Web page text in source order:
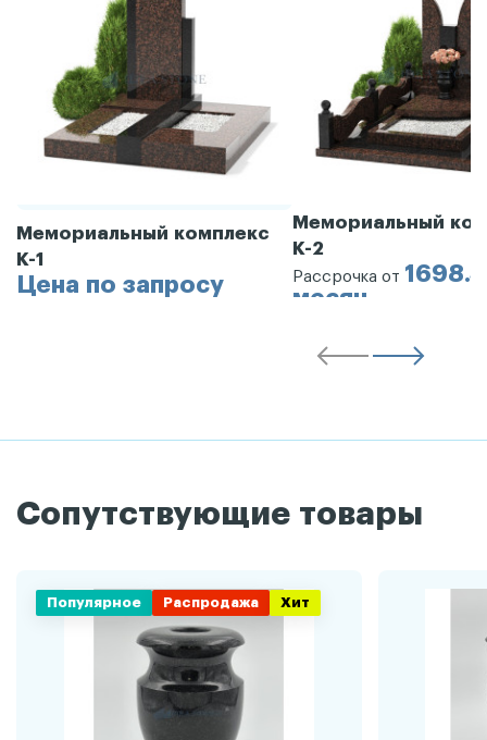
Мемориальный комплекс
К-1
Цена по запросу
Мемориальный
К-2
Рассрочка от
месяц
Сопутствующие товары
Популярное Распродажа Хит